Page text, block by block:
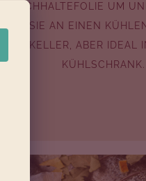
FRISCHHALTEFOLIE UM
SIE SIE AN EINEN
KELLER, ABER IDEAL
KÜHLSCHRANK.